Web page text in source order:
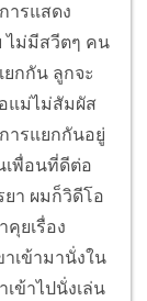
ารแสดง
ไม่มีสวีตๆ คน
กกัน ลูกจะ
แม่ไม่สัมผัส
ารแยกกันอยู่
เพื่อนที่ดีต่อ
ยา ผมก็วิดีโอ
ยเรื่อง
เข้ามานั่งใน
ข้าไปนั่งเล่น